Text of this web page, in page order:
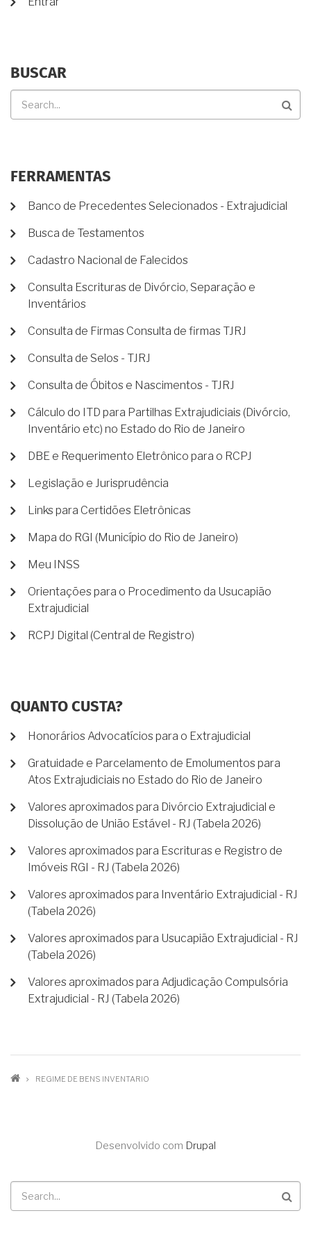
BUSCAR
FERRAMENTAS
Banco de Precedentes Selecionados - Extrajudicial
Busca de Testamentos
Cadastro Nacional de Falecidos
Consulta Escrituras de Divórcio, Separação e
Inventários
Consulta de Firmas Consulta de firmas TJRJ
Consulta de Selos - TJRJ
Consulta de Óbitos e Nascimentos - TJRJ
Cálculo do ITD para Partilhas Extrajudiciais (Divórcio,
Inventário etc) no Estado do Rio de Janeiro
DBE e Requerimento Eletrônico para o RCPJ
Legislação e Jurisprudência
Links para Certidões Eletrônicas
Mapa do RGI (Município do Rio de Janeiro)
Meu INSS
Orientações para o Procedimento da Usucapião
Extrajudicial
RCPJ Digital (Central de Registro)
QUANTO CUSTA?
Honorários Advocatícios para o Extrajudicial
Gratuidade e Parcelamento de Emolumentos para
Atos Extrajudiciais no Estado do Rio de Janeiro
Valores aproximados para Divórcio Extrajudicial e
Dissolução de União Estável - RJ (Tabela 2026)
Valores aproximados para Escrituras e Registro de
Imóveis RGI - RJ (Tabela 2026)
Valores aproximados para Inventário Extrajudicial - RJ
(Tabela 2026)
Valores aproximados para Usucapião Extrajudicial - RJ
(Tabela 2026)
Valores aproximados para Adjudicação Compulsória
Extrajudicial - RJ (Tabela 2026)
TRILHA
NAVEGAÇÃO
REGIME DE BENS INVENTARIO
Desenvolvido com Drupal